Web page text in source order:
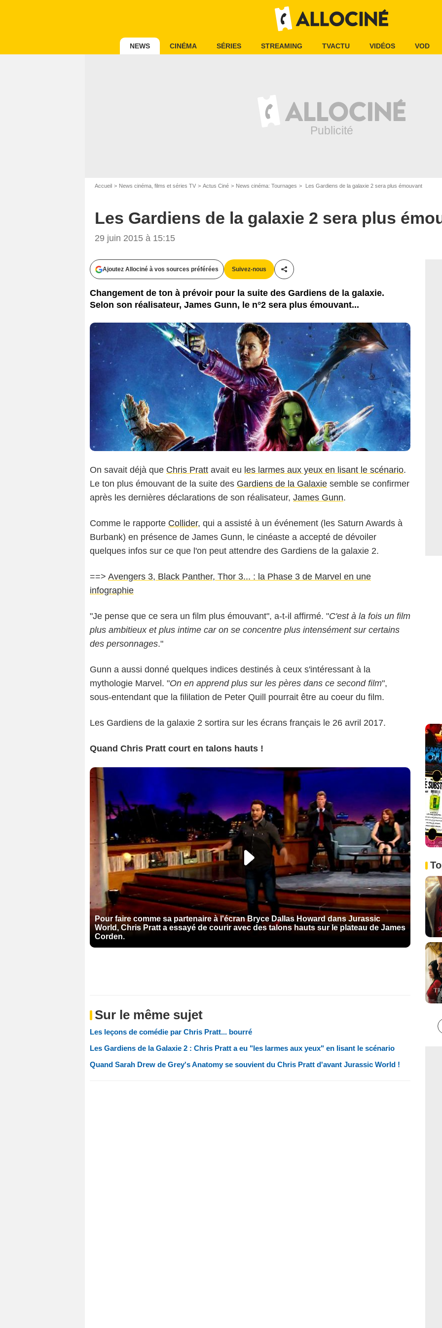
NEWS CINÉMA SÉRIES STREAMING TVACTU VIDÉOS VOD
Accueil News cinéma, films et séries TV Actus Ciné News cinéma: Tournages Les Gardiens de la galaxie 2 sera plus émouvant
Les Gardiens de la galaxie 2 sera plus
29 juin 2015 à 15:15
Ajoutez Allociné à vos sources préférées Suivez-nous
Partager cet article
Changement de ton à prévoir pour la suite des Gardiens de la galaxie.
Selon son réalisateur, James Gunn, le n°2 sera plus émouvant...
On savait déjà que Chris Pratt avait eu les larmes aux yeux en lisant le scénario.
Le ton plus émouvant de la suite des Gardiens de la Galaxie semble se confirmer
après les dernières déclarations de son réalisateur, James Gunn.
Comme le rapporte Collider, qui a assisté à un événement (les Saturn Awards à
Burbank) en présence de James Gunn, le cinéaste a accepté de dévoiler
quelques infos sur ce que l'on peut attendre des Gardiens de la galaxie 2.
==> Avengers 3, Black Panther, Thor 3... : la Phase 3 de Marvel en une
infographie
"Je pense que ce sera un film plus émouvant", a-t-il affirmé. "C'est à la fois un film
plus ambitieux et plus intime car on se concentre plus intensément sur certains
des personnages."
Gunn a aussi donné quelques indices destinés à ceux s'intéressant à la
mythologie Marvel. "On en apprend plus sur les pères dans ce second film",
sous-entendant que la fililation de Peter Quill pourrait être au coeur du film.
Les Gardiens de la galaxie 2 sortira sur les écrans français le 26 avril 2017.
Quand Chris Pratt court en talons hauts !
Pour faire comme sa partenaire à l'écran Bryce Dallas Howard dans Jurassic
World, Chris Pratt a essayé de courir avec des talons hauts sur le plateau de James
Corden.
Sur le même sujet
Les leçons de comédie par Chris Pratt... bourré
Les Gardiens de la Galaxie 2 : Chris Pratt a eu "les larmes aux yeux" en lisant le scénario
Quand Sarah Drew de Grey's Anatomy se souvient du Chris Pratt d'avant Jurassic World !